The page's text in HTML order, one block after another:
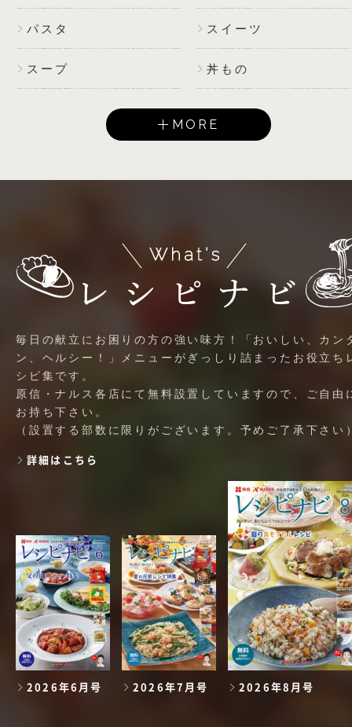
パスタ スイーツ
スープ 丼もの
MORE
毎日の献立にお困りの方の強い味方！「おいしい、カン
ン、ヘルシー！」メニューがぎっしり詰まったお役立ち
シピ集です。
原信・ナルス各店にて無料設置していますので、ご自由
お持ち下さい。
（設置する部数に限りがございます。予めご了承下さい
詳細はこちら
2026年6月号 2026年7月号 2026年8月号